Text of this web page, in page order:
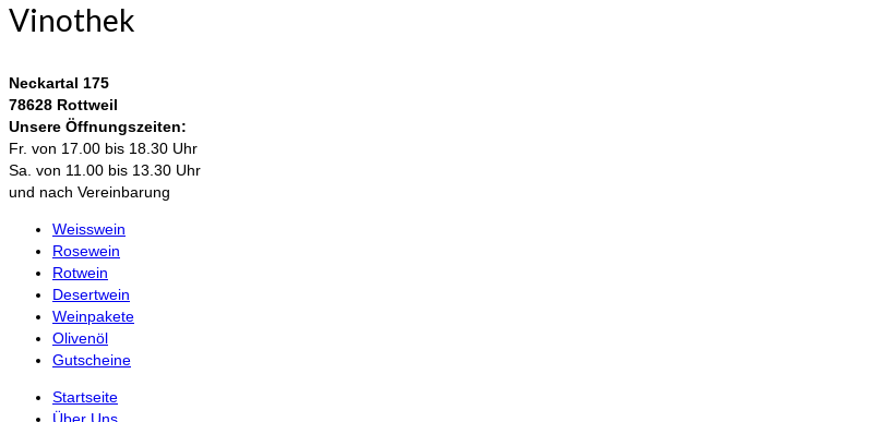
Vinothek
Neckartal 175
78628 Rottweil
Unsere Öffnungszeiten:
Fr. von 17.00 bis 18.30 Uhr
Sa. von 11.00 bis 13.30 Uhr
und nach Vereinbarung
Weisswein
Rosewein
Rotwein
Desertwein
Weinpakete
Olivenöl
Gutscheine
Startseite